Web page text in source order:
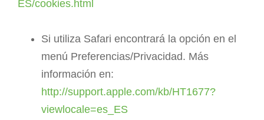
ES/cookies.html
Si utiliza Safari encontrará la opción en el
menú Preferencias/Privacidad. Más
información en:
http://support.apple.com/kb/HT1677?
viewlocale=es_ES